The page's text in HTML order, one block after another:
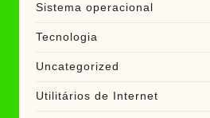
Sistema operacional
Tecnologia
Uncategorized
Utilitários de Internet